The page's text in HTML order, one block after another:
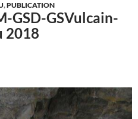
,PUBLICATION
GSD-GSVulcain-
2018